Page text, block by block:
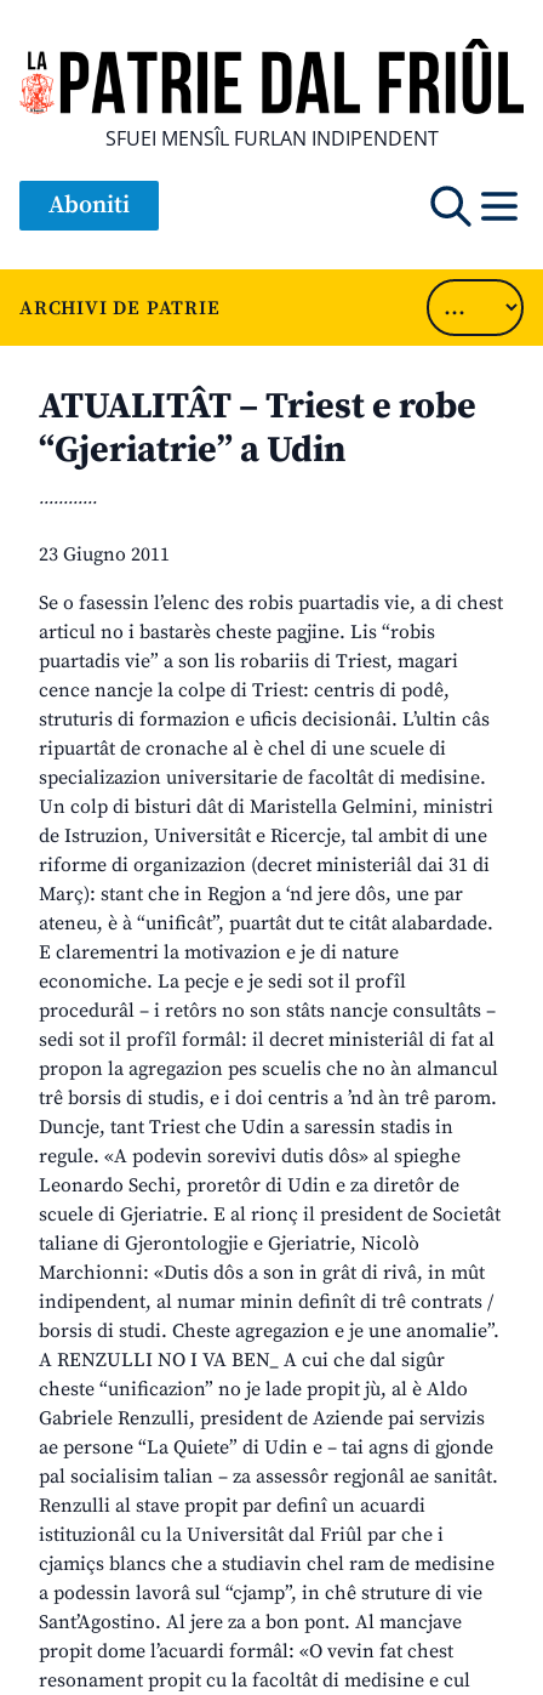
SFUEI MENSÎL FURLAN INDIPENDENT
Aboniti
ARCHIVI DE PATRIE
ATUALITÂT – Triest e robe
“Gjeriatrie” a Udin
............
23 Giugno 2011
Se o fasessin l’elenc des robis puartadis vie, a di chest
articul no i bastarès cheste pagjine. Lis “robis
puartadis vie” a son lis robariis di Triest, magari
cence nancje la colpe di Triest: centris di podê,
struturis di formazion e uficis decisionâi. L’ultin câs
ripuartât de cronache al è chel di une scuele di
specializazion universitarie de facoltât di medisine.
Un colp di bisturi dât di Maristella Gelmini, ministri
de Istruzion, Universitât e Ricercje, tal ambit di une
riforme di organizazion (decret ministeriâl dai 31 di
Març): stant che in Regjon a ‘nd jere dôs, une par
ateneu, è à “unificât”, puartât dut te citât alabardade.
E clarementri la motivazion e je di nature
economiche. La pecje e je sedi sot il profîl
procedurâl – i retôrs no son stâts nancje consultâts –
sedi sot il profîl formâl: il decret ministeriâl di fat al
propon la agregazion pes scuelis che no àn almancul
trê borsis di studis, e i doi centris a ’nd àn trê parom.
Duncje, tant Triest che Udin a saressin stadis in
regule. «A podevin sorevivi dutis dôs» al spieghe
Leonardo Sechi, proretôr di Udin e za diretôr de
scuele di Gjeriatrie. E al rionç il president de Societât
taliane di Gjerontologjie e Gjeriatrie, Nicolò
Marchionni: «Dutis dôs a son in grât di rivâ, in mût
indipendent, al numar minin definît di trê contrats /
borsis di studi. Cheste agregazion e je une anomalie”.
A RENZULLI NO I VA BEN_ A cui che dal sigûr
cheste “unificazion” no je lade propit jù, al è Aldo
Gabriele Renzulli, president de Aziende pai servizis
ae persone “La Quiete” di Udin e – tai agns di gjonde
pal socialisim talian – za assessôr regjonâl ae sanitât.
Renzulli al stave propit par definî un acuardi
istituzionâl cu la Universitât dal Friûl par che i
cjamiçs blancs che a studiavin chel ram de medisine
a podessin lavorâ sul “cjamp”, in chê struture di vie
Sant’Agostino. Al jere za a bon pont. Al mancjave
propit dome l’acuardi formâl: «O vevin fat chest
resonament propit cu la facoltât di medisine e cul